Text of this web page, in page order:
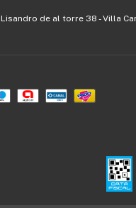
Lisandro de al torre 38 - Villa